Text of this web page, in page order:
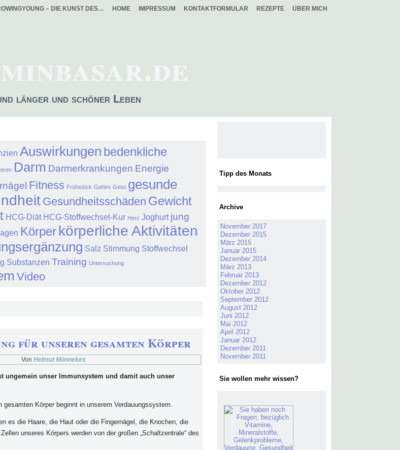
– DIE KUNST DES… HOME IMPRESSUM KONTAKTFORMULAR REZEPTE ÜBER MICH
länger und schöner Leben
Auswirkungen bedenkliche
Darm Darmerkrankungen Energie
Fitness Frühstück Gehirn Geist gesunde
Gesundheitsschäden Gewicht
HCG-Diät HCG-Stoffwechsel-Kur Herz Joghurt jung
Körper körperliche Aktivitäten
Salz Stimmung Stoffwechsel
Substanzen Training Untersuchung
Video
für unseren gesamten Körper
Von Helmut Mönnekes
ungemein unser Immunsystem und damit auch unser
gesamten Körper beginnt in unserem Verdauungssystem.
es die Haare, die Haut oder die Fingernägel, die Knochen, die
unseres Körpers werden von der großen „Schaltzentrale“ des
Tipp des Monats
Archive
November 2017
Dezember 2015
März 2015
Januar 2015
Dezember 2014
März 2013
Februar 2013
Dezember 2012
Oktober 2012
September 2012
August 2012
Juni 2012
Mai 2012
April 2012
Januar 2012
Dezember 2011
November 2011
Sie wollen mehr wissen?